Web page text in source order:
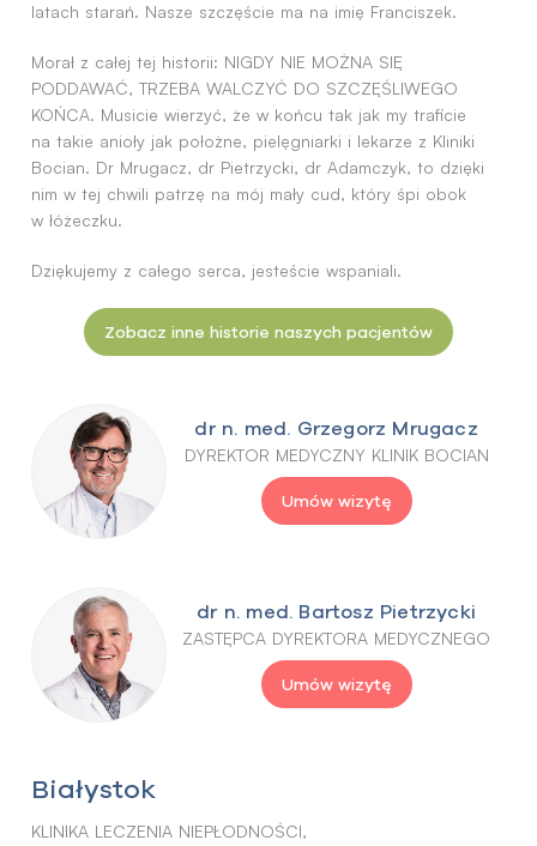
latach starań. Nasze szczęście ma na imię Franciszek.
Morał z całej tej historii: NIGDY NIE MOŻNA SIĘ
PODDAWAĆ, TRZEBA WALCZYĆ DO SZCZĘŚLIWEGO
KOŃCA. Musicie wierzyć, że w końcu tak jak my traficie
na takie anioły jak położne, pielęgniarki i lekarze z Kliniki
Bocian. Dr Mrugacz, dr Pietrzycki, dr Adamczyk, to dzięki
nim w tej chwili patrzę na mój mały cud, który śpi obok
w łóżeczku.
Dziękujemy z całego serca, jesteście wspaniali.
Zobacz inne historie naszych pacjentów
dr n. med. Grzegorz Mrugacz
DYREKTOR MEDYCZNY KLINIK BOCIAN
Umów wizytę
dr n. med. Bartosz Pietrzycki
ZASTĘPCA DYREKTORA MEDYCZNEGO
Umów wizytę
Białystok
KLINIKA LECZENIA NIEPŁODNOŚCI,